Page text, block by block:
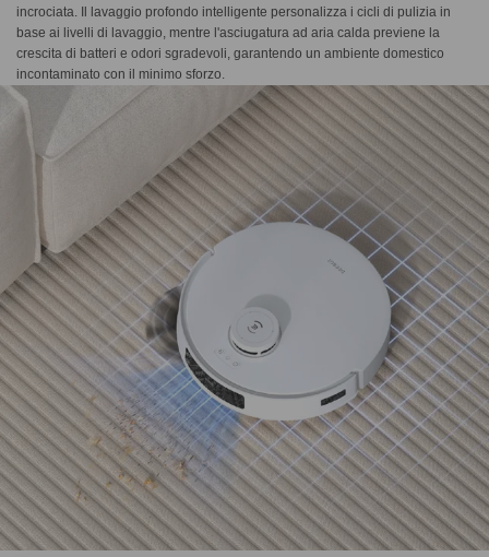
incrociata. Il lavaggio profondo intelligente personalizza i cicli di pulizia in
base ai livelli di lavaggio, mentre l'asciugatura ad aria calda previene la
crescita di batteri e odori sgradevoli, garantendo un ambiente domestico
incontaminato con il minimo sforzo.